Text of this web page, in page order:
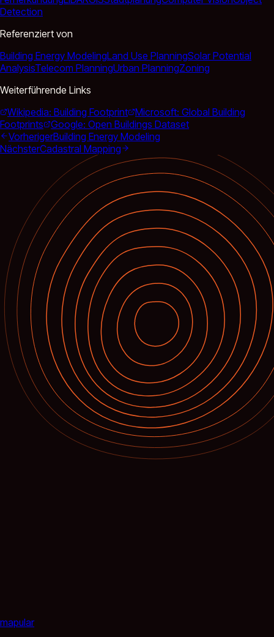
Detection
Referenziert von
Building Energy ModelingLand Use PlanningSolar Potential
AnalysisTelecom PlanningUrban PlanningZoning
Weiterführende Links
Wikipedia: Building Footprint Microsoft: Global Building
Footprints
Google: Open Buildings Dataset
VorherigerBuilding Energy Modeling
NächsterCadastral Mapping
mapular